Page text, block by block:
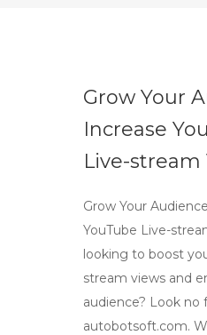
Grow Your
Increase
Live-stream
Grow Your
YouTube Live-
looking to boost
stream views and
audience? Look no
autobotsoft.com.